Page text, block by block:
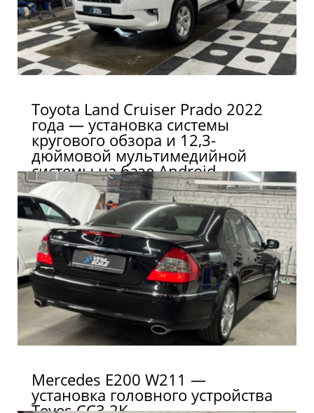
Toyota Land Cruiser Prado 2022
года — установка системы
кругового обзора и 12,3-
дюймовой мультимедийной
системы на базе Android
Mercedes E200 W211 —
установка головного устройства